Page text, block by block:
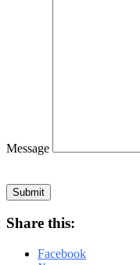
Message
Submit
Share this:
Facebook